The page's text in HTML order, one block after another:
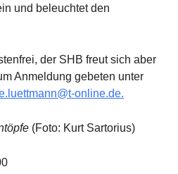
und beleuchtet den
der SHB freut sich aber
Anmeldung gebeten unter
online.de.
(Foto: Kurt Sartorius)